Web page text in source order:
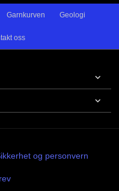
Garnkurven Geologi
oss
og personvern